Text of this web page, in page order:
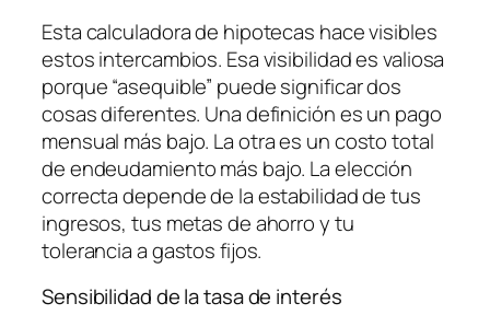
Esta calculadora de hipotecas hace visibles
estos intercambios. Esa visibilidad es valiosa
porque “asequible” puede significar dos
cosas diferentes. Una definición es un pago
mensual más bajo. La otra es un costo total
de endeudamiento más bajo. La elección
correcta depende de la estabilidad de tus
ingresos, tus metas de ahorro y tu
tolerancia a gastos fijos.
Sensibilidad de la tasa de interés